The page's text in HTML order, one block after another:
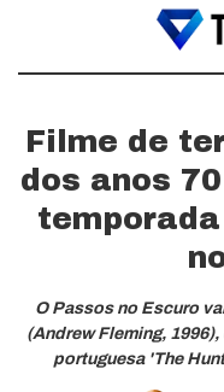
Filme de
dos anos
O Passos no Escuro
(Andrew Fleming,
portuguesa 'The